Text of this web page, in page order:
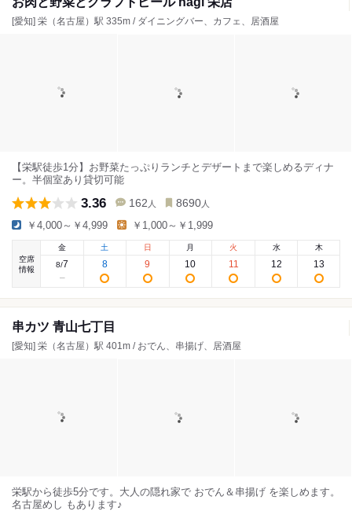
[愛知] 栄（名古屋）駅 335m / ダイニングバー、カフェ、居酒屋
【栄駅徒歩1分】お野菜たっぷりランチとデザートまで楽しめるディナ
ー。半個室あり貸切可能
3.36 162 人 8690 人
￥4,000～￥4,999 ￥1,000～￥1,999
空席
情報
金
8/7
土
8
日
9
月
10
火
11
水
12
木
13
串カツ 青山七丁目
[愛知] 栄（名古屋）駅 401m / おでん、串揚げ、居酒屋
栄駅から徒歩5分です。大人の隠れ家で おでん＆串揚げ を楽しめます。
名古屋めし もあります♪